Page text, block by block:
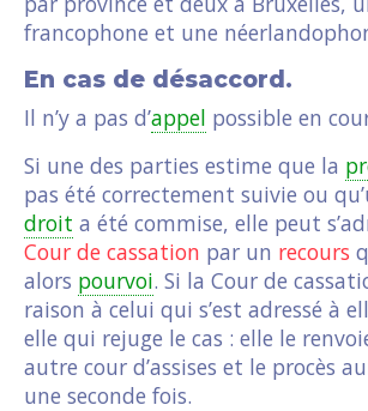
francophone et une
En cas de désaccord.
Il n’y a pas d’appel possible en
Si une des parties estime que la
pas été correctement suivie ou
droit a été commise, elle peut
Cour de cassation par un recours
alors pourvoi. Si la Cour de
raison à celui qui s’est adressé à
elle qui rejuge le cas : elle le
autre cour d’assises et le procès
une seconde fois.